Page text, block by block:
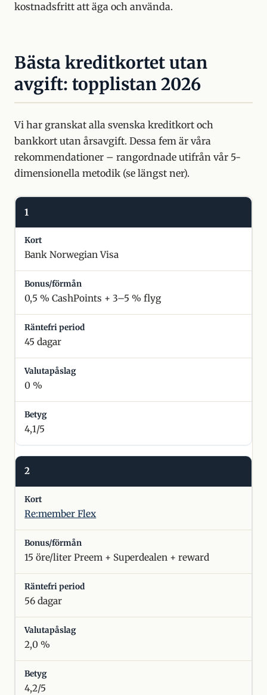
kostnadsfritt att äga och använda.
Bästa kreditkortet utan
avgift: topplistan 2026
Vi har granskat alla svenska kreditkort och
bankkort utan årsavgift. Dessa fem är våra
rekommendationer – rangordnade utifrån vår 5-
dimensionella metodik (se längst ner).
1
Bank Norwegian Visa
0,5 % CashPoints + 3–5 % flyg
45 dagar
0 %
4,1/5
2
Re:member Flex
15 öre/liter Preem + Superdealen + reward
56 dagar
2,0 %
4,2/5